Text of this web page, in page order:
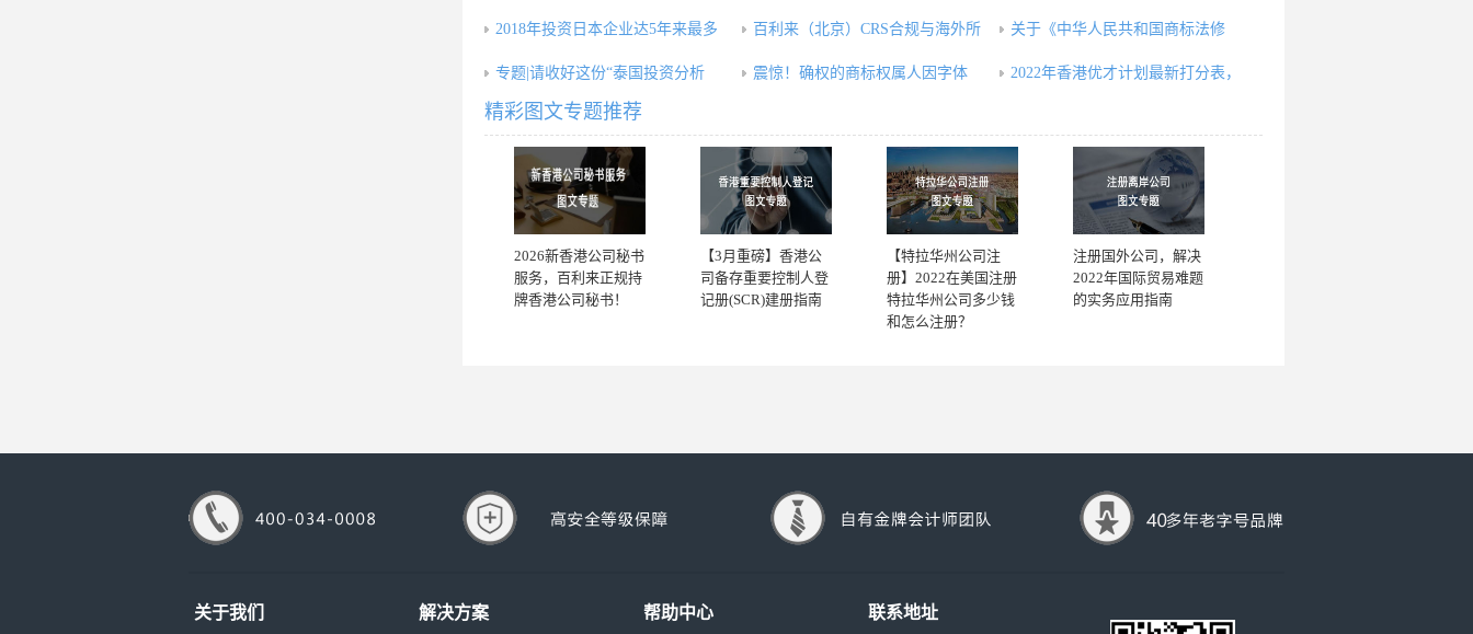
2018年投资日本企业达5年来最多 百利来（北京）CRS合规与海外所 关于《中华人民共和国商标法修
专题|请收好这份“泰国投资分析 震惊！确权的商标权属人因字体 2022年香港优才计划最新打分表，
精彩图文专题推荐
2026新香港公司秘书
服务，百利来正规持
牌香港公司秘书！
【3月重磅】香港公
司备存重要控制人登
记册(SCR)建册指南
【特拉华州公司注
册】2022在美国注册
特拉华州公司多少钱
和怎么注册？
注册国外公司，解决
2022年国际贸易难题
的实务应用指南
关于我们 解决方案 帮助中心 联系地址